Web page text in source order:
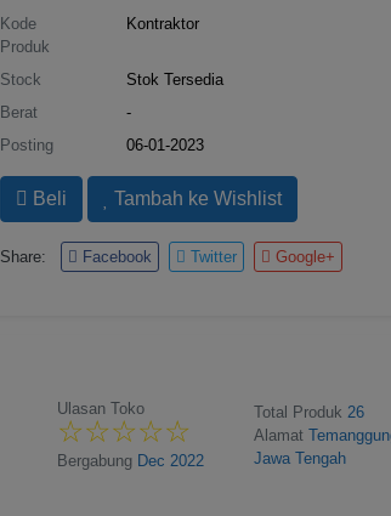
Kode
Produk
Kontraktor
Stock
Stok Tersedia
Berat
-
Posting
06-01-2023
Beli Tambah ke Wishlist
Share: Facebook Twitter Google+
Ulasan Toko
☆☆☆☆☆
★★★★★
Bergabung Dec 2022
Total Produk 26
Alamat
Jawa Tengah